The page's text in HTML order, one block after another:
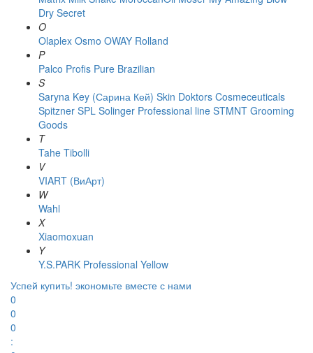
Dry Secret
O
Olaplex Osmo OWAY Rolland
P
Palco Profis Pure Brazilian
S
Saryna Key (Сарина Кей) Skin Doktors Cosmeceuticals
Spitzner SPL Solinger Professional line STMNT Grooming
Goods
T
Tahe Tibolli
V
VIART (ВиАрт)
W
Wahl
X
Xiaomoxuan
Y
Y.S.PARK Professional Yellow
Успей купить! экономьте вместе с нами
0
0
0
: